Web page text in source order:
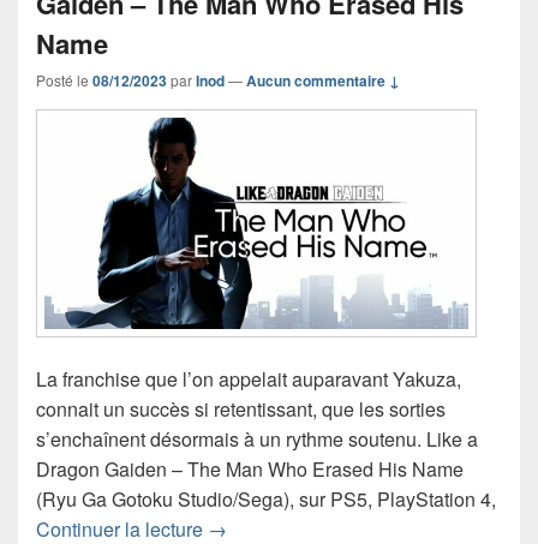
Name
Posté le 08/12/2023parInod—Aucun commentaire ↓
La franchise que l’on appelait auparavant Yakuza,
connait un succès si retentissant, que les sorties
s’enchaînent désormais à un rythme soutenu. Like a
Dragon Gaiden – The Man Who Erased His Name
(Ryu Ga Gotoku Studio/Sega), sur PS5, PlayStation 4,
Continuer la lecture Chronique jeu vidéo Like a Dragon
→